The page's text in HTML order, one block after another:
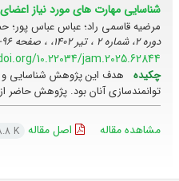
شناسایی مهارت های مورد نیاز
مرضیه قاسمی راد؛ عباس عباس پور؛
دوره 2، شماره 2 ، تیر 1402، ، صفحه
96-76
10.22034/jam.2025.62844
چکیده
هدف این پژوهش شناسایی و
توانمندسازی آنان بود. پژوهش حاضر
مشاهده مقاله اصل مقاله K